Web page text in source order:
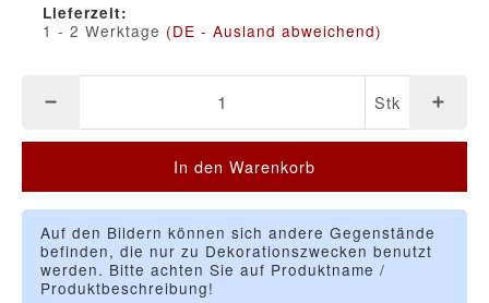
Lieferzeit:
1 - 2 Werktage (DE - Ausland abweichend)
Stk
In den Warenkorb
Auf den Bildern können sich andere Gegenstände
befinden, die nur zu Dekorationszwecken benutzt
werden. Bitte achten Sie auf Produktname /
Produktbeschreibung!